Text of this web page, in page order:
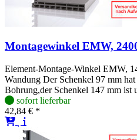
Montagewinkel EMW,
Element-Montage-Winkel EMW,
Wandung Der Schenkel 97 mm
Bohrung,der Schenkel 147 mm ist
sofort lieferbar
42,84 € *